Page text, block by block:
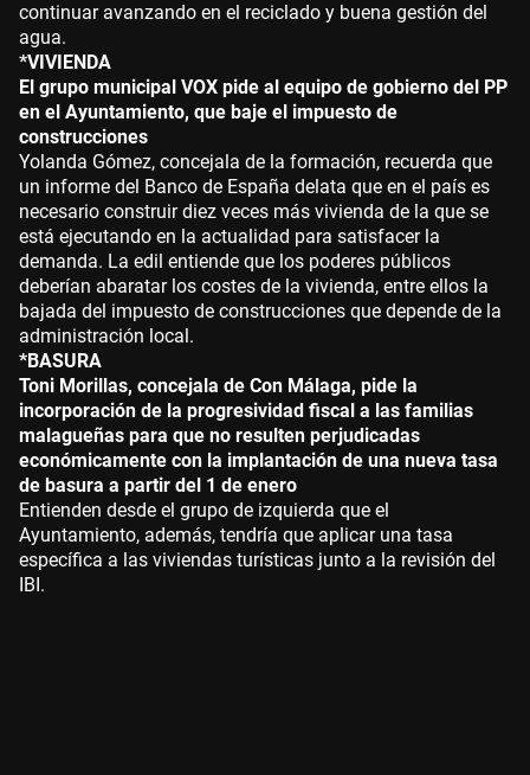
continuar avanzando en el reciclado y buena gestión del
agua.
*VIVIENDA
El grupo municipal VOX pide al equipo de gobierno del PP
en el Ayuntamiento, que baje el impuesto de
construcciones
Yolanda Gómez, concejala de la formación, recuerda que
un informe del Banco de España delata que en el país es
necesario construir diez veces más vivienda de la que se
está ejecutando en la actualidad para satisfacer la
demanda. La edil entiende que los poderes públicos
deberían abaratar los costes de la vivienda, entre ellos la
bajada del impuesto de construcciones que depende de la
administración local.
*BASURA
Toni Morillas, concejala de Con Málaga, pide la
incorporación de la progresividad fiscal a las familias
malagueñas para que no resulten perjudicadas
económicamente con la implantación de una nueva tasa
de basura a partir del 1 de enero
Entienden desde el grupo de izquierda que el
Ayuntamiento, además, tendría que aplicar una tasa
específica a las viviendas turísticas junto a la revisión del
IBI.